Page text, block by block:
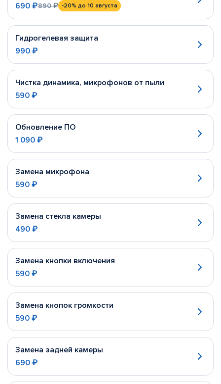
690 ₽890 ₽ -20% до 10 августа
Гидрогелевая защита
990 ₽
Чистка динамика, микрофонов от пыли
590 ₽
Обновление ПО
1 090 ₽
Замена микрофона
590 ₽
Замена стекла камеры
490 ₽
Замена кнопки включения
590 ₽
Замена кнопок громкости
590 ₽
Замена задней камеры
690 ₽